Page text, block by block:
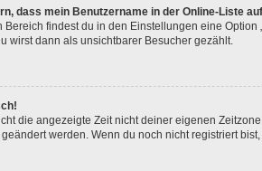
dass mein Benutzername in der Online-Liste
Bereich findest du in den Einstellungen eine
wirst dann als unsichtbarer Besucher gezählt.
die angezeigte Zeit nicht deiner eigenen
werden. Wenn du noch nicht registriert